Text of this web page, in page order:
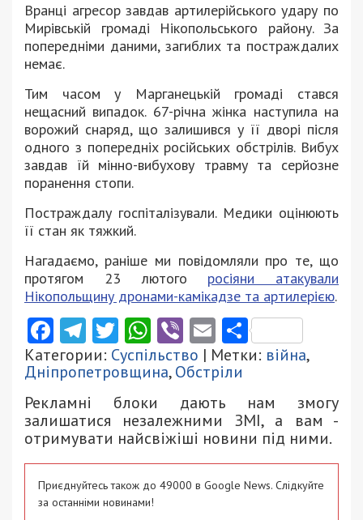
Вранці агресор завдав артилерійського удару по
Мирівській громаді Нікопольського району. За
попередніми даними, загиблих та постраждалих
немає.
Тим часом у Марганецькій громаді стався
нещасний випадок. 67-річна жінка наступила на
ворожий снаряд, що залишився у її дворі після
одного з попередніх російських обстрілів. Вибух
завдав їй мінно-вибухову травму та серйозне
поранення стопи.
Постраждалу госпіталізували. Медики оцінюють
її стан як тяжкий.
Нагадаємо, раніше ми повідомляли про те, що
протягом 23 лютого росіяни атакували
Нікопольщину дронами-камікадзе та артилерією.
Facebook
Telegram
Twitter
WhatsApp
ViberEmail
Категории: Суспільство | Метки: війна,
Дніпропетровщина,Обстріли
Рекламні блоки дають нам змогу
залишатися незалежними ЗМІ, а вам -
отримувати найсвіжіші новини під ними.
Приєднуйтесь також до 49000 в Google News. Слідкуйте
за останніми новинами!